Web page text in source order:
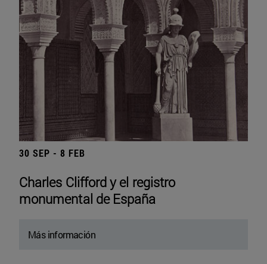
30 SEP - 8 FEB
Charles Clifford y el registro
monumental de España
Más información